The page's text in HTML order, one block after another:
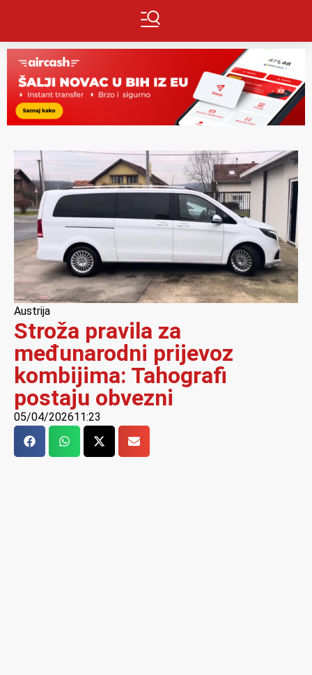
Austrija
Stroža pravila za
međunarodni prijevoz
kombijima: Tahografi
postaju obvezni
05/04/202611:23